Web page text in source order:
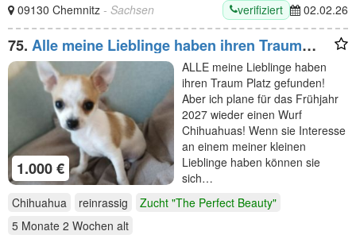
09130 Chemnitz - Sachsen verifiziert 02.02.26
75. Alle meine Lieblinge haben ihren Traum
Platz gefunden! Im Frühjahr 2027 plane ich
wieder einen Wurf!
1.000 €
ALLE meine Lieblinge haben
ihren Traum Platz gefunden!
Aber ich plane für das Frühjahr
2027 wieder einen Wurf
Chihuahuas! Wenn sie Interesse
an einem meiner kleinen
Lieblinge haben können sie
sich…
Chihuahua
reinrassig
Zucht "The Perfect Beauty"
5 Monate 2 Wochen alt